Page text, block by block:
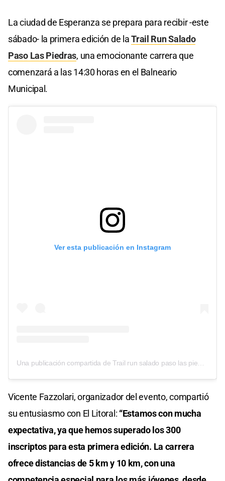
La ciudad de Esperanza se prepara para recibir -este
sábado- la primera edición de laTrail Run Salado
Paso Las Piedras, una emocionante carrera que
comenzará a las 14:30 horas en el Balneario
Municipal.
Ver esta publicación en Instagram
Vicente Fazzolari, organizador del evento, compartió
su entusiasmo con El Litoral: “Estamos con mucha
expectativa, ya que hemos superado los 300
inscriptos para esta primera edición. La carrera
ofrece distancias de 5 km y 10 km, con una